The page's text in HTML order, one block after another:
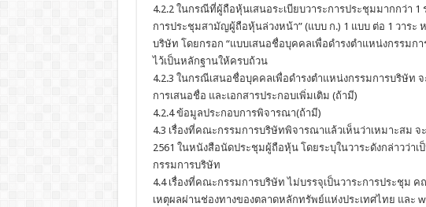
4.2.2 ในกรณีที่ผู้ถือหุ้นเสนอระเบียบวาระการประชุมมากกว่า 1
การประชุมสามัญผู้ถือหุ้นล่วงหน้า” (แบบ ก.) 1 แบบ ต่อ 1 วาระ
บริษัท โดยกรอก “แบบเสนอชื่อบุคคลเพื่อดำรงตำแหน่งกรรมก
ไว้เป็นหลักฐานให้ครบถ้วน
4.2.3 ในกรณีเสนอชื่อบุคคลเพื่อดำรงตำแหน่งกรรมการบริษัท
การเสนอชื่อ และเอกสารประกอบเพิ่มเติม (ถ้ามี)
4.2.4 ข้อมูลประกอบการพิจารณา(ถ้ามี)
4.3 เรื่องที่คณะกรรมการบริษัทพิจารณาแล้วเห็นว่าเหมาะสม
2561 ในหนังสือนัดประชุมผู้ถือหุ้น โดยระบุในวาระดังกล่าวว่า
กรรมการบริษัท
4.4 เรื่องที่คณะกรรมการบริษัท ไม่บรรจุเป็นวาระการประชุม
เหตุผลผ่านช่องทางของตลาดหลักทรัพย์แห่งประเทศไทย และ